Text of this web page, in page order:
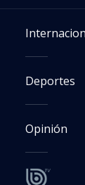
Deportes
Opinión